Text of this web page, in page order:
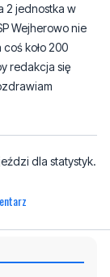
redakcja się
dla statystyk.
-